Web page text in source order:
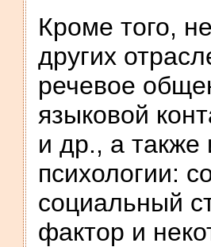
Кроме того,
других
речевое
языковой
и др., а также
психологии:
социальный
фактор и